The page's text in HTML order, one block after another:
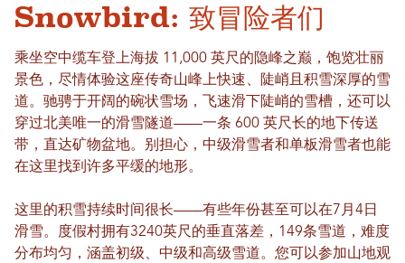
Snowbird: 致冒险者们
乘坐空中缆车登上海拔 11,000 英尺的隐峰之巅，饱览壮丽
景色，尽情体验这座传奇山峰上快速、陡峭且积雪深厚的雪
道。驰骋于开阔的碗状雪场，飞速滑下陡峭的雪槽，还可以
穿过北美唯一的滑雪隧道——一条 600 英尺长的地下传送
带，直达矿物盆地。别担心，中级滑雪者和单板滑雪者也能
在这里找到许多平缓的地形。
这里的积雪持续时间很长——有些年份甚至可以在7月4日
滑雪。度假村拥有3240英尺的垂直落差，149条雪道，难度
分布均匀，涵盖初级、中级和高级雪道。您可以参加山地观